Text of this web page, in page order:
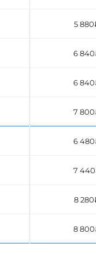
5
6
6
7
6
7
8
8